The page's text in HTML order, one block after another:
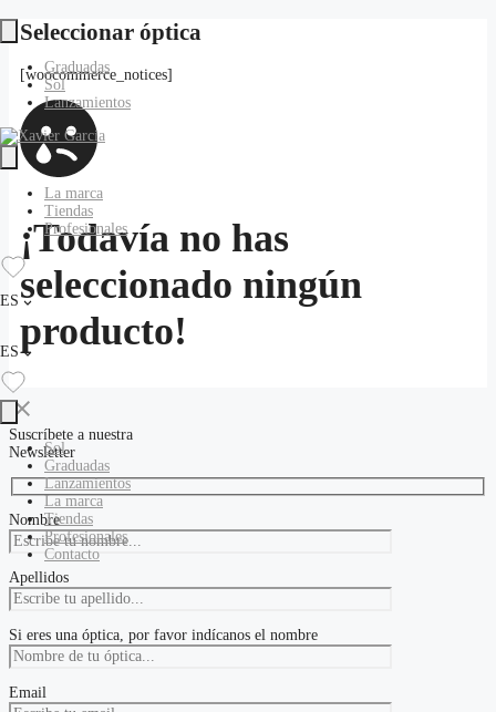
Saltar
al
contenidoGraduadas
Sol
Lanzamientos
La marca
Tiendas
Profesionales
ES
ES
Sol
Graduadas
Lanzamientos
La marca
Tiendas
Profesionales
Contacto
Seleccionar óptica
[woocommerce_notices]
¡Todavía no has
seleccionado ningún
producto!
Suscríbete a nuestra
Newsletter
Nombre
Apellidos
Si eres una óptica, por favor indícanos el nombre
Email